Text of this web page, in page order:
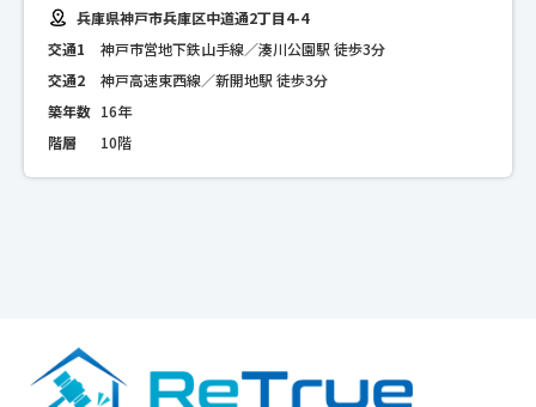
兵庫県神戸市兵庫区中道通2丁目4-4
交通1
神戸市営地下鉄山手線／湊川公園駅 徒歩3分
交通2
神戸高速東西線／新開地駅 徒歩3分
築年数 16年
階層
10階